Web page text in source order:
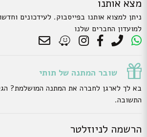
מצא אותנו
ניתן למצוא אותנו בפייסבוק. לעידכונים
למועדון החברים שלנו
שובר המתנה של תותי
בא לך לארגן לחברה את המתנה המושלמת?
התשובה.
הרשמה לניוזלטר